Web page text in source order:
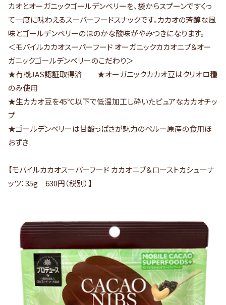
カオとオーガニックゴールデンベリーを、袋からスプーンですくっ
て一度に味わえるスーパーフードスナックです。カカオの芳醇な風
味とゴールデンベリーのほのかな酸味がやみつきになります。
＜モバイルカカオスーパーフード オーガニックカカオニブ＆オー
ガニックゴールデンベリーのこだわり＞
★有機JAS認証取得済 ★オーガニックカカオ豆はクリオロ種
のみ使用
★生カカオ豆を45℃以下で低温加工し砕いたピュアなカカオチッ
プ
★ゴールデンベリーは甘酸っぱさが魅力のペルー原産の食用ほ
おずき
【モバイルカカオスーパーフード カカオニブ＆ローストカシューナ
ッツ：35g 630円（税別）】